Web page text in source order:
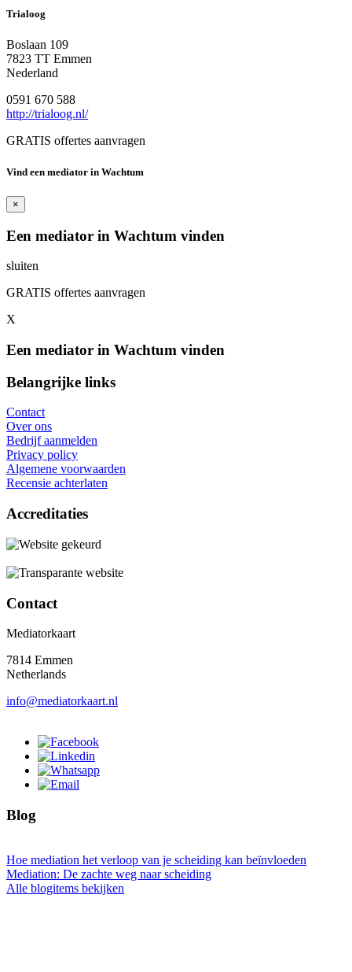
Trialoog
Boslaan 109
7823 TT Emmen
Nederland
0591 670 588
http://trialoog.nl/
GRATIS offertes aanvragen
Vind een mediator in Wachtum
×
Een mediator in Wachtum vinden
sluiten
GRATIS offertes aanvragen
X
Een mediator in Wachtum vinden
Belangrijke links
Contact
Over ons
Bedrijf aanmelden
Privacy policy
Algemene voorwaarden
Recensie achterlaten
Accreditaties
Contact
Mediatorkaart
7814 Emmen
Netherlands
info@mediatorkaart.nl
Blog
Hoe mediation het verloop van je scheiding kan beïnvloeden
Mediation: De zachte weg naar scheiding
Alle blogitems bekijken